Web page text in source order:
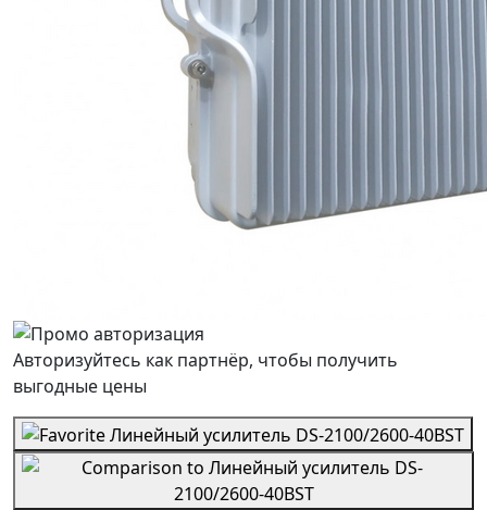
Авторизуйтесь как партнёр, чтобы получить
выгодные цены